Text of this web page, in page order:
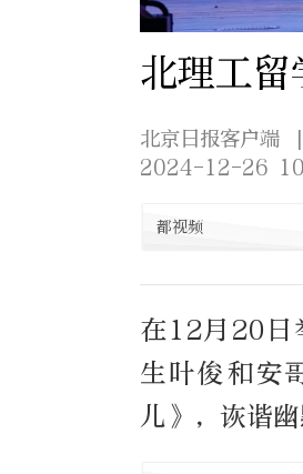
北理工留
北京日报客户端
2024-12-26
都视频
在12月20日
生叶俊和安
儿》，诙谐